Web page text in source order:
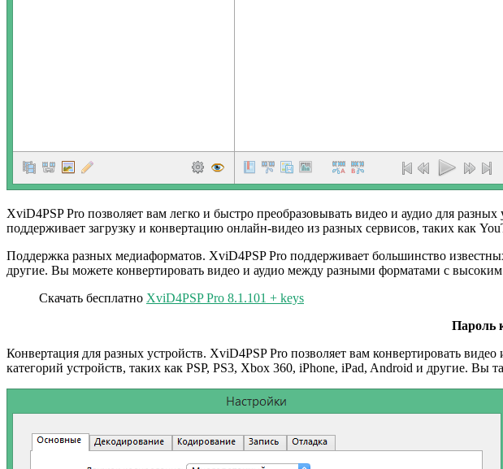
XviD4PSP Pro позволяет вам легко и быстро преобразовывать видео и аудио для
поддерживает загрузку и конвертацию онлайн-видео из разных сервисов, таких как
Поддержка разных медиаформатов. XviD4PSP Pro поддерживает большинство
другие. Вы можете конвертировать видео и аудио между разными форматами с высоким
Скачать бесплатно XviD4PSP Pro 8.1.101 + keys
Пароль
Конвертация для разных устройств. XviD4PSP Pro позволяет вам конвертировать
категорий устройств, таких как PSP, PS3, Xbox 360, iPhone, iPad, Android и другие. Вы